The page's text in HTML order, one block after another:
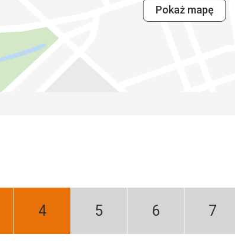
Pokaż mapę
Kwiecień:
Maj:
Czerwiec:
Lipiec: